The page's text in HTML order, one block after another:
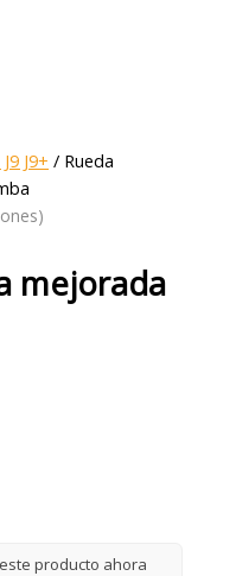
J9+ / Rueda
mejorada
producto ahora